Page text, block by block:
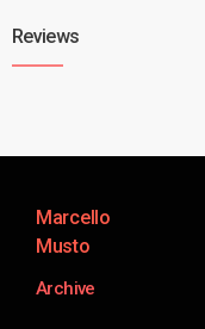
Reviews
Marcello
Musto
Archive